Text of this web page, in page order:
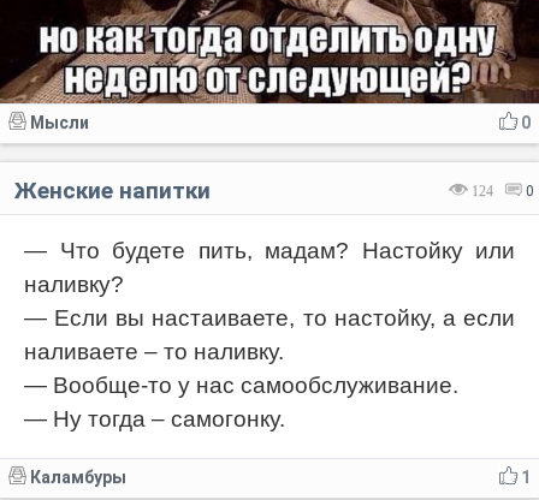
0
Мысли
124 0
Женские напитки
— Что будете пить, мадам? Настойку или
наливку?
— Если вы настаиваете, то настойку, а если
наливаете – то наливку.
— Вообще-то у нас самообслуживание.
— Ну тогда – самогонку.
1
Каламбуры